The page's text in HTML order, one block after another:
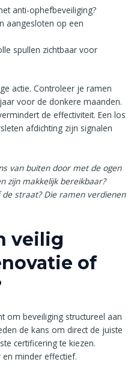
anti-ophefbeveiliging?
aangesloten op een
spullen zichtbaar voor
actie. Controleer je ramen
voor de donkere maanden.
de effectiviteit. Een los
afdichting zijn signalen
van buiten door met de ogen
zijn makkelijk bereikbaar?
straat? Die ramen verdienen
veilig
of
om beveiliging structureel aan
de kans om direct de juiste
certificering te kiezen.
minder effectief.